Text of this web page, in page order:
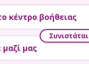
κέντρο βοήθειας
Συνιστάται
μας